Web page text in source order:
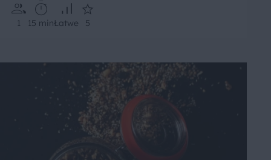
1 15 minŁatwe 5